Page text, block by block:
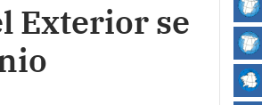
Exterior se